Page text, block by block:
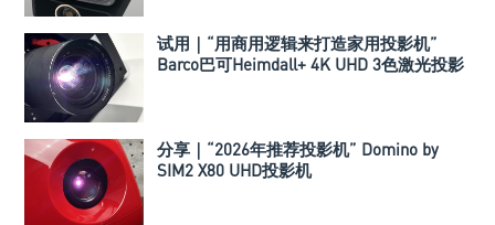
试用｜“用商用逻辑来打造家用投影机”
Barco巴可Heimdall+ 4K UHD 3色激光投影
分享｜“2026年推荐投影机” Domino by
SIM2 X80 UHD投影机